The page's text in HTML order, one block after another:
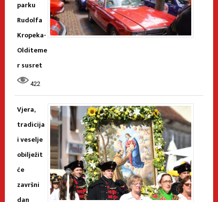
parku
Rudolfa
Kropeka-
Olditeme
r susret
422
Vjera,
tradicija
i veselje
obilježit
će
završni